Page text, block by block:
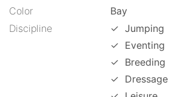
Color
Bay
Discipline
✓ Jumping
✓ Eventing
✓ Breeding
✓ Dressage